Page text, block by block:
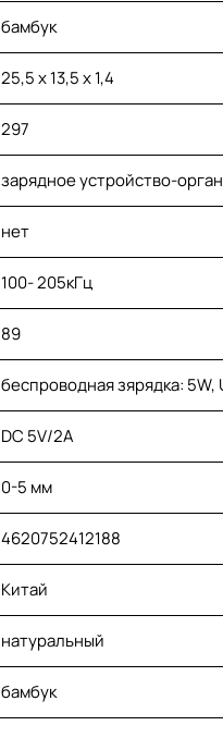
бамбук
25,5 х 13,5 х 1,4
297
зарядное устройство-
нет
100- 205кГц
89
беспроводная зярядка: 5W,
DC 5V/2A
0-5 мм
4620752412188
Китай
натуральный
бамбук